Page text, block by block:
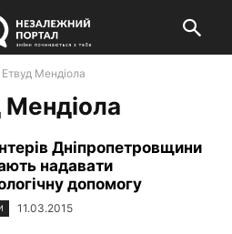
Мендіола
Мендіола
Дніпропетровщини
надавати
допомогу
11.03.2015